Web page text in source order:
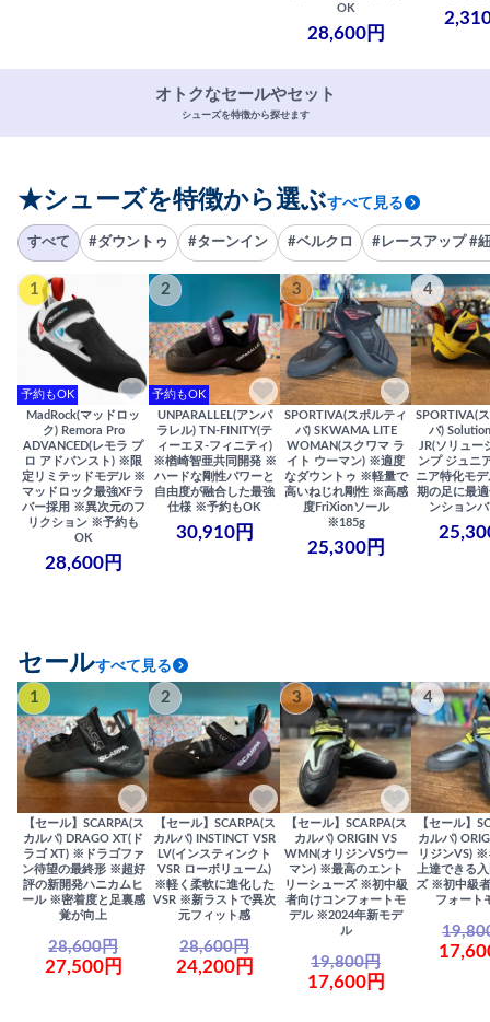
OK
28,600円
オトクなセールやセット
シューズを特徴から探せます
★シューズを特徴から選ぶすべて見る
すべて #ダウントゥ #ターンイン #ベルクロ #レースアップ #
1
予約もOK
MadRock(マッドロッ
ク) Remora Pro
ADVANCED(レモラ プ
ロ アドバンスト) ※限
定リミテッドモデル ※
マッドロック最強XFラ
バー採用 ※異次元のフ
リクション ※予約も
OK
28,600円
2
予約もOK
UNPARALLEL(アンパ
ラレル) TN-FINITY(テ
ィーエヌ-フィニティ)
※楢崎智亜共同開発 ※
ハードな剛性パワーと
自由度が融合した最強
仕様 ※予約もOK
30,910円
3
SPORTIVA(スポルティ
バ) SKWAMA LITE
WOMAN(スクワマ ラ
イト ウーマン) ※適度
なダウントゥ ※軽量で
高いねじれ剛性 ※高感
度FriXionソール
※185g
25,300円
4
SPORTIVA(
バ)
JR(ソリュー
ンプ ジュニ
ニア特化モ
期の足に最
ンション
セールすべて見る
1
【セール】SCARPA(ス
カルパ) DRAGO XT(ド
ラゴ XT) ※ドラゴファ
ン待望の最終形 ※超好
評の新開発ハニカムヒ
ール ※密着度と足裏感
覚が向上
28,600円
27,500円
2
【セール】SCARPA(ス
カルパ) INSTINCT VSR
LV(インスティンクト
VSR ローボリューム)
※軽く柔軟に進化した
VSR ※新ラストで異次
元フィット感
28,600円
24,200円
3
【セール】SCARPA(ス
カルパ) ORIGIN VS
WMN(オリジンVSウー
マン) ※最高のエント
リーシューズ ※初中級
者向けコンフォートモ
デル ※2024年新モデ
ル
19,800円
17,600円
4
【セール】
カルパ)
リジンVS) ※
上達できる
ズ ※初中級
フォート